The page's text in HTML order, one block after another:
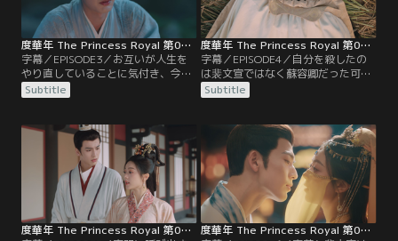
度華年 The Princess Royal 第03話／字幕
字幕／EPISODE3／お互いが人生を
やり直していることに気付き、今回
の人生では二度と会わないと誓って
別れた李蓉と裴文宣。しかし、公主
蓉の誘拐を企んでいることを察知す
る。裴文宣は李蓉を救出しようと待
ち伏せして楊泉の追っ手を攻撃する
が、気絶した相手はなんと李蓉
Subtitle
度華年 The Princess Royal 第04話／字幕
字幕／EPISODE4／自分を殺したの
は裴文宣ではなく蘇容卿だった可能
性があると知った李蓉は衝撃を受け
る。そんな中、李蓉を捜しに来た蘇
裴文宣は、宮中に戻るなり李蓉の母
である皇后から呼びつけられる。皇
后は、李川が兵権を得るためにも楊
泉と婚姻してほしいと李蓉に言う
が…。
Subtitle
度華年 The Princess Royal 第05話／字幕
度華年 The Princess Royal 第06話／字幕